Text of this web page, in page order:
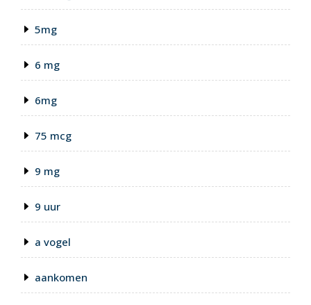
5mg
6 mg
6mg
75 mcg
9 mg
9 uur
a vogel
aankomen